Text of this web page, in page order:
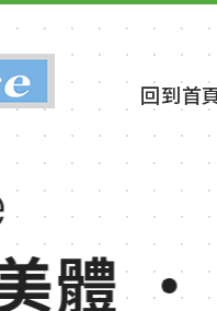
回到首
體 ·
體 ·
體 ·
體 ·